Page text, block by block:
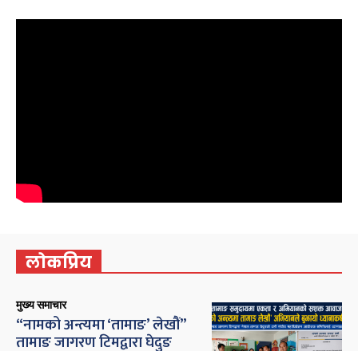
लोकप्रिय
मुख्य समाचार
“नामको अन्त्यमा ‘तामाङ’ लेखौं”
तामाङ जागरण टिमद्वारा घेदुङ